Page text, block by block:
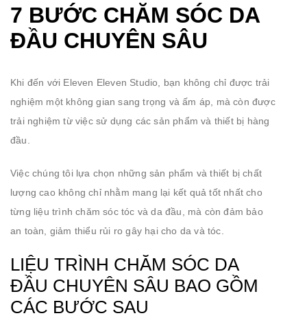
7 BƯỚC CHĂM SÓC DA
ĐẦU CHUYÊN SÂU
Khi đến với Eleven Eleven Studio, bạn không chỉ được trải
nghiệm một không gian sang trọng và ấm áp, mà còn được
trải nghiệm từ việc sử dụng các sản phẩm và thiết bị hàng
đầu.
Việc chúng tôi lựa chọn những sản phẩm và thiết bị chất
lượng cao không chỉ nhằm mang lại kết quả tốt nhất cho
từng liệu trình chăm sóc tóc và da đầu, mà còn đảm bảo
an toàn, giảm thiểu rủi ro gây hại cho da và tóc.
LIỆU TRÌNH CHĂM SÓC DA
ĐẦU CHUYÊN SÂU BAO GỒM
CÁC BƯỚC SAU